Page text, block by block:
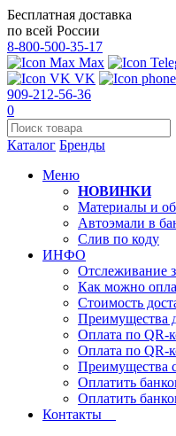
Бесплатная доставка
по всей России
8-800-500-35-17
Max
VK
909-212-56-36
0
Каталог Бренды
Меню
НОВИНКИ
Материалы и
Автоэмали в
Слив по коду
ИНФО
Отслеживание
Как можно
Стоимость
Преимущества
Оплата по QR-
Оплата по
Преимущества
Оплатить
Оплатить
Контакты